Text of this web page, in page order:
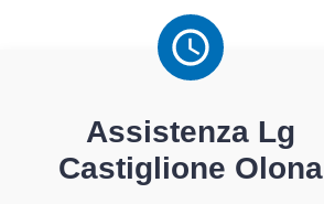
Assistenza Lg
Castiglione Olona